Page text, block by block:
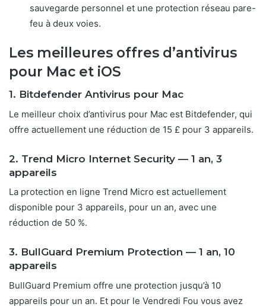
sauvegarde personnel et une protection réseau pare-
feu à deux voies.
Les meilleures offres d’antivirus
pour Mac et iOS
1. Bitdefender Antivirus pour Mac
Le meilleur choix d’antivirus pour Mac est Bitdefender, qui
offre actuellement une réduction de 15 £ pour 3 appareils.
2. Trend Micro Internet Security — 1 an, 3
appareils
La protection en ligne Trend Micro est actuellement
disponible pour 3 appareils, pour un an, avec une
réduction de 50 %.
3. BullGuard Premium Protection — 1 an, 10
appareils
BullGuard Premium offre une protection jusqu’à 10
appareils pour un an. Et pour le Vendredi Fou vous avez